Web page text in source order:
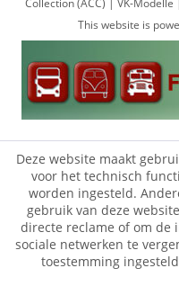
Collection (ACC) | VK-
This website is
Deze website maakt
voor het technisch
worden ingesteld.
gebruik van deze
directe reclame of om de
sociale netwerken te
toestemming